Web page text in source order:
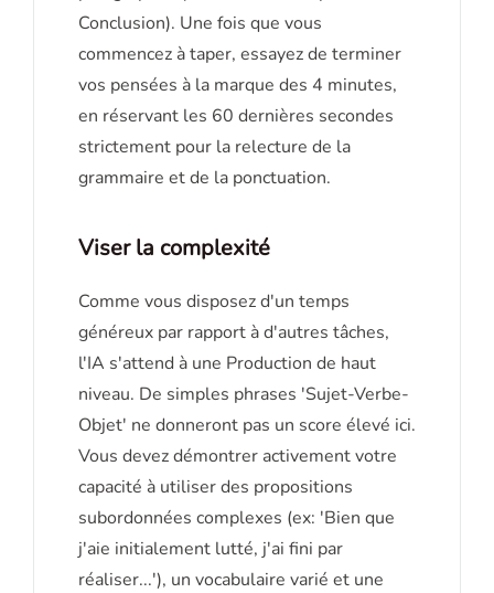
Conclusion). Une fois que vous
commencez à taper, essayez de terminer
vos pensées à la marque des 4 minutes,
en réservant les 60 dernières secondes
strictement pour la relecture de la
grammaire et de la ponctuation.
Viser la complexité
Comme vous disposez d'un temps
généreux par rapport à d'autres tâches,
l'IA s'attend à une Production de haut
niveau. De simples phrases 'Sujet-Verbe-
Objet' ne donneront pas un score élevé ici.
Vous devez démontrer activement votre
capacité à utiliser des propositions
subordonnées complexes (ex: 'Bien que
j'aie initialement lutté, j'ai fini par
réaliser...'), un vocabulaire varié et une